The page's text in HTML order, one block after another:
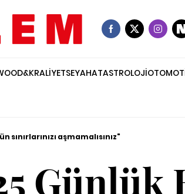
SEYAHATASTROLOJİ
sınırlarınızı aşmamalısınız"
Günlük